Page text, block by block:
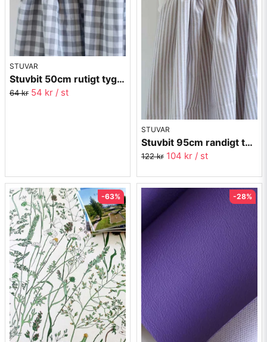
STUVAR
Stuvbit 50cm rutigt tyg - 9x9mm - grå
64 kr 54 kr / st
STUVAR
Stuvbit 95cm randigt tyg - 3mm sand
122 kr 104 kr / st
-63% -28%